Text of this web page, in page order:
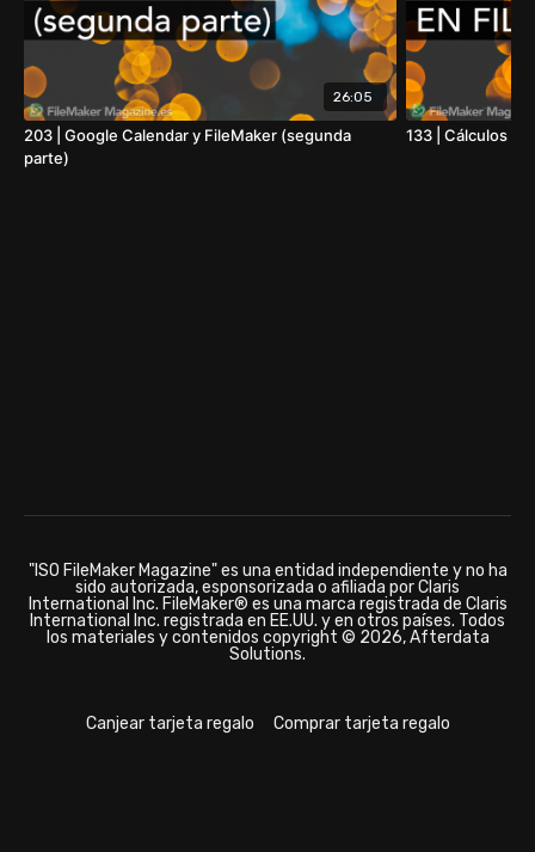
26:05
203 | Google Calendar y FileMaker (segunda
parte)
133 | Cálculos
"ISO FileMaker Magazine" es una entidad independiente y no ha
sido autorizada, esponsorizada o afiliada por Claris
International Inc. FileMaker® es una marca registrada de Claris
International Inc. registrada en EE.UU. y en otros países. Todos
los materiales y contenidos copyright © 2026, Afterdata
Solutions.
Canjear tarjeta regalo Comprar tarjeta regalo